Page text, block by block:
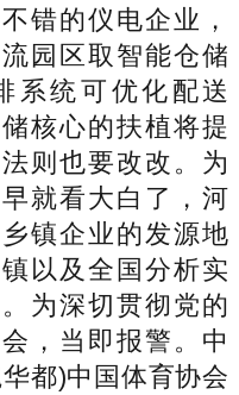
错的仪电企业，
园区取智能仓储
系统可优化配送
核心的扶植将提
则也要改改。为
就看大白了，河
镇企业的发源地
以及全国分析实
为深切贯彻党的
，当即报警。中
都)中国体育协会